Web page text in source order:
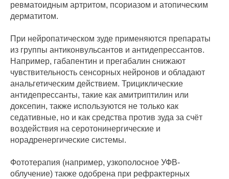
ревматоидным артритом, псориазом и атопическим
дерматитом.
При нейропатическом зуде применяются препараты
из группы антиконвульсантов и антидепрессантов.
Например, габапентин и прегабалин снижают
чувствительность сенсорных нейронов и обладают
анальгетическим действием. Трициклические
антидепрессанты, такие как амитриптилин или
доксепин, также используются не только как
седативные, но и как средства против зуда за счёт
воздействия на серотонинергические и
норадренергические системы.
Фототерапия (например, узкополосное УФВ-
облучение) также одобрена при рефрактерных